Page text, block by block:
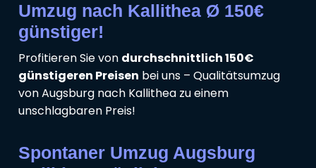
Umzug nach Kallithea Ø 150€
günstiger!
Profitieren Sie von durchschnittlich 150€
günstigeren Preisen bei uns – Qualitätsumzug
von Augsburg nach Kallithea zu einem
unschlagbaren Preis!
Spontaner Umzug Augsburg